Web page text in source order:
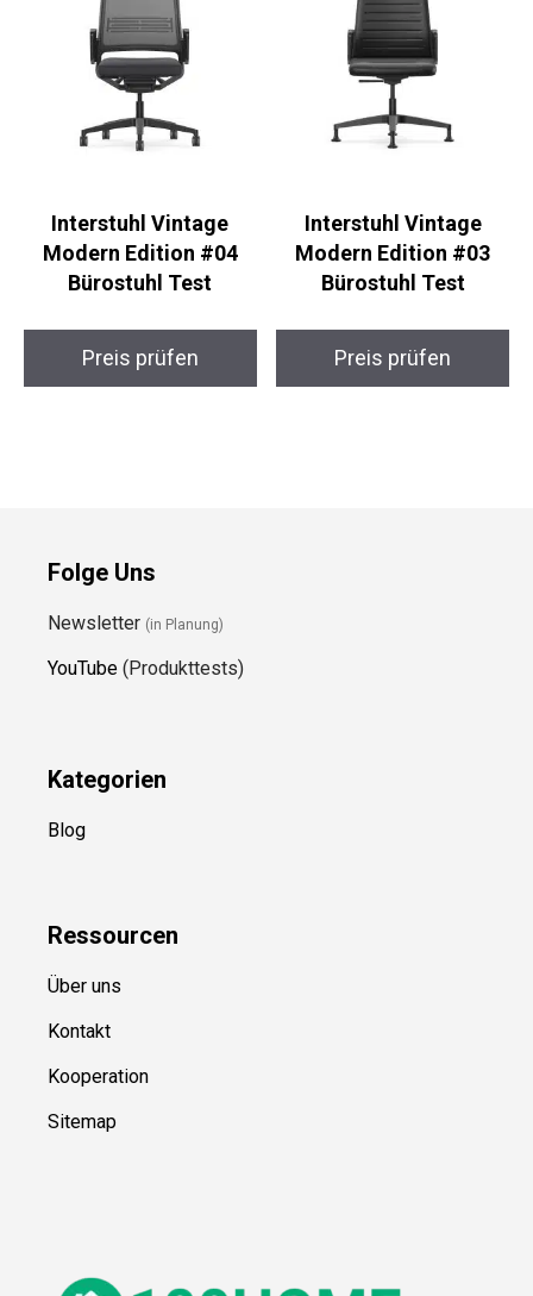
Interstuhl Vintage
Modern Edition #04
Bürostuhl Test
Preis prüfen
Interstuhl Vintage
Modern Edition #03
Bürostuhl Test
Preis prüfen
Folge Uns
Newsletter (in Planung)
YouTube (Produkttests)
Kategorien
Blog
Ressourcen
Über uns
Kontakt
Kooperation
Sitemap